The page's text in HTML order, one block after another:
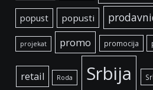
popust popusti
projekat promo promocija
retail Roda Srbija